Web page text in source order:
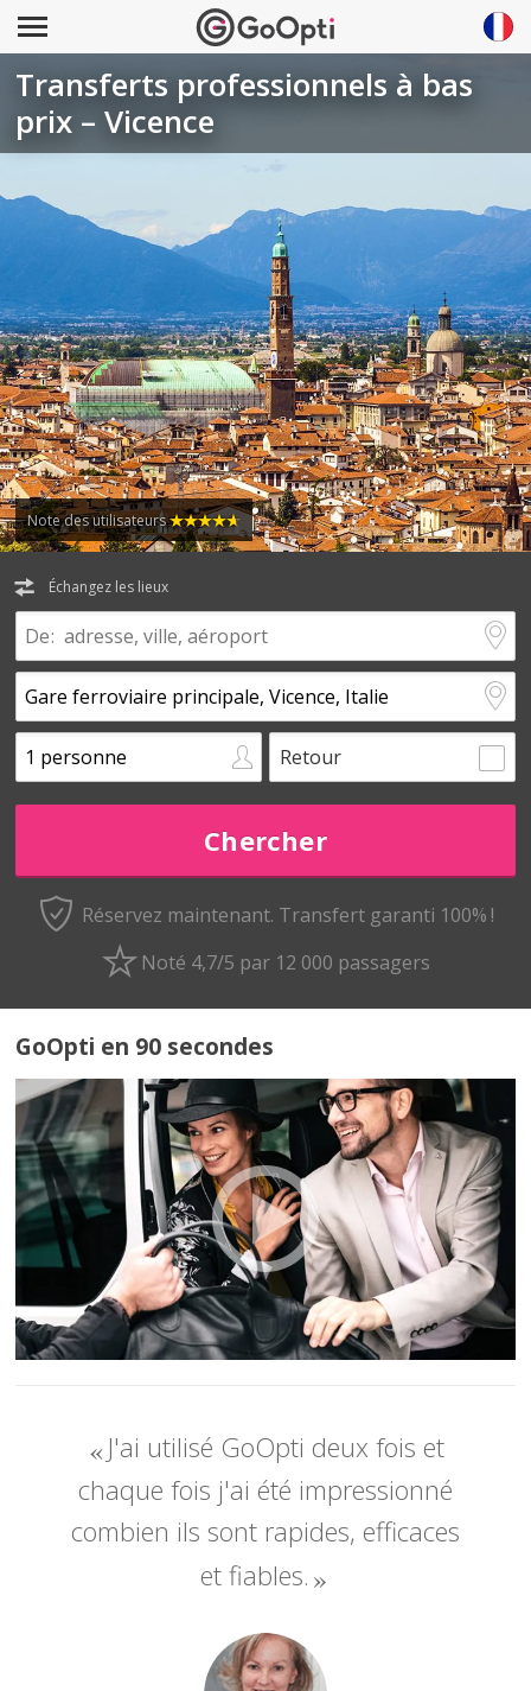
Transferts professionnels à bas
prix – Vicence
Note des utilisateurs
Échangez les lieux
Retour
Réservez maintenant. Transfert garanti 100% !
Noté 4,7/5 par 12 000 passagers
GoOpti en 90 secondes
J'ai utilisé GoOpti deux fois et
chaque fois j'ai été impressionné
combien ils sont rapides, efficaces
et fiables.